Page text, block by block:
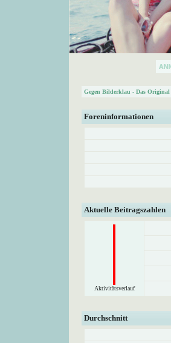
Gegen Bilderklau - Das Original
Foreninformationen
Aktuelle Beitragszahlen
Aktivitätsverlauf
Durchschnitt